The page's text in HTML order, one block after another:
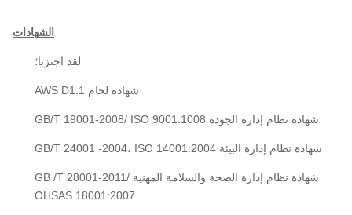
الشهادات
لقد اجتزنا؛
شهادة لحام AWS D1.1
شهادة نظام إدارة الجودة GB/T 19001-2008/ ISO 9001:1008
شهادة نظام إدارة البيئة GB/T 24001 -2004، ISO 14001:2004
شهادة نظام إدارة الصحة والسلامة المهنية GB /T 28001-2011/
OHSAS 18001:2007